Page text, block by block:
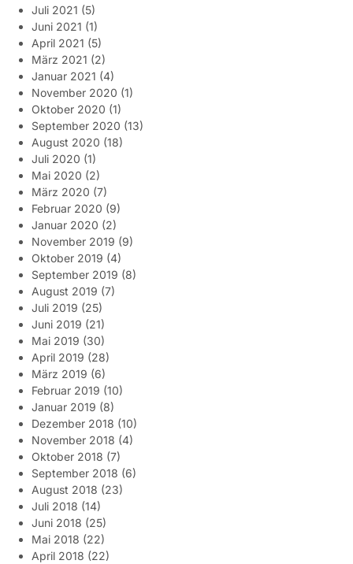
Juli 2021 (5)
Juni 2021 (1)
April 2021 (5)
März 2021 (2)
Januar 2021 (4)
November 2020 (1)
Oktober 2020 (1)
September 2020 (13)
August 2020 (18)
Juli 2020 (1)
Mai 2020 (2)
März 2020 (7)
Februar 2020 (9)
Januar 2020 (2)
November 2019 (9)
Oktober 2019 (4)
September 2019 (8)
August 2019 (7)
Juli 2019 (25)
Juni 2019 (21)
Mai 2019 (30)
April 2019 (28)
März 2019 (6)
Februar 2019 (10)
Januar 2019 (8)
Dezember 2018 (10)
November 2018 (4)
Oktober 2018 (7)
September 2018 (6)
August 2018 (23)
Juli 2018 (14)
Juni 2018 (25)
Mai 2018 (22)
April 2018 (22)